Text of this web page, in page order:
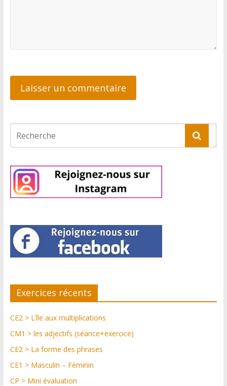
Exercices récents
CE2 > L’île aux multiplications
CM1 > les adjectifs (séance+exercice)
CE2 > La forme des phrases
CE1 > Masculin – Féminin
CP > Mini évaluation